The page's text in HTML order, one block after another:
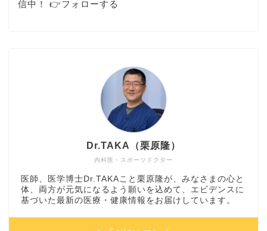
信中！ 👉️フォローする
内科医・スポーツドクター
Dr.TAKA（栗原隆）
医師、医学博士Dr.TAKAこと栗原隆が、みなさまの心と
体、両方が元気になるよう願いを込めて、エビデンスに
基づいた最新の医療・健康情報をお届けしています。